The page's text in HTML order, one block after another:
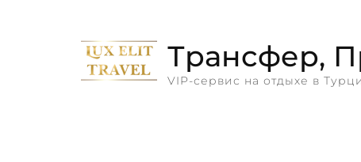
Трансфер,
VIP-сервис на отдыхе в